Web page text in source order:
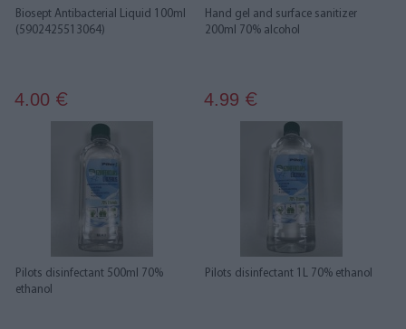
Biosept Antibacterial Liquid 100ml
(5902425513064)
4.00 €
Hand gel and surface sanitizer
200ml 70% alcohol
4.99 €
Pilots disinfectant 500ml 70%
ethanol
Pilots disinfectant 1L 70% ethanol